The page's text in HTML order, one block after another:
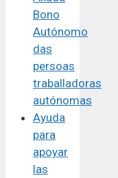
Bono
Autónomo
das
persoas
traballadoras
autónomas
Ayuda
para
apoyar
las